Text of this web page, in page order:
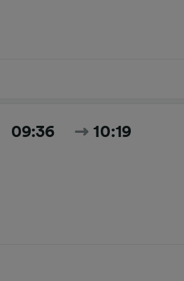
09:36 10:19